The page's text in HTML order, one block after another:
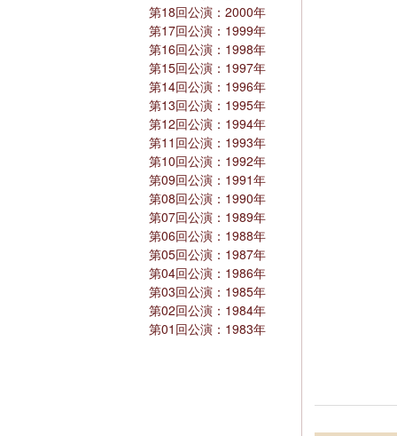
第18回公演：2000年
第17回公演：1999年
第16回公演：1998年
第15回公演：1997年
第14回公演：1996年
第13回公演：1995年
第12回公演：1994年
第11回公演：1993年
第10回公演：1992年
第09回公演：1991年
第08回公演：1990年
第07回公演：1989年
第06回公演：1988年
第05回公演：1987年
第04回公演：1986年
第03回公演：1985年
第02回公演：1984年
第01回公演：1983年